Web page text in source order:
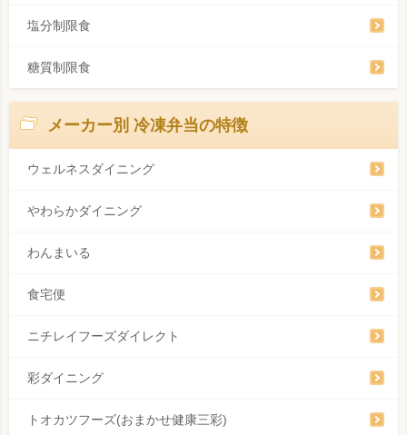
塩分制限食
糖質制限食
メーカー別 冷凍弁当の特徴
ウェルネスダイニング
やわらかダイニング
わんまいる
食宅便
ニチレイフーズダイレクト
彩ダイニング
トオカツフーズ(おまかせ健康三彩)